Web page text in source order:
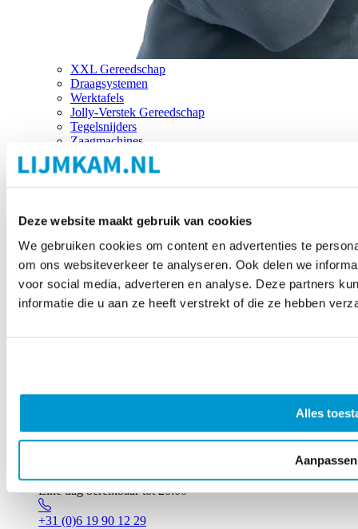
Deze website maakt gebruik van cookies
We gebruiken cookies om content en advertenties te
om ons websiteverkeer te analyseren. Ook delen we
voor social media, adverteren en analyse. Deze partners
informatie die u aan ze heeft verstrekt of die ze hebben
Alles
Aanpassen
XXL Gereedschap
Draagsystemen
Werktafels
Jolly-Verstek Gereedschap
Tegelsnijders
Zaagmachines
Merken
Elke dag bereikbaar tot 20:00
+31 (0)6 19 90 12 29